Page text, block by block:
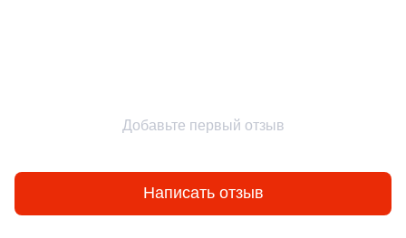
Добавьте первый отзыв
Написать отзыв